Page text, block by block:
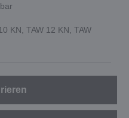
KN, TAW 12 KN, TAW